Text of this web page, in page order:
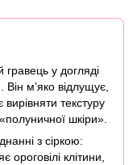
у догляді
м’яко відлущує,
текстуру
шкіри».
з сіркою:
ороговілі клітини,